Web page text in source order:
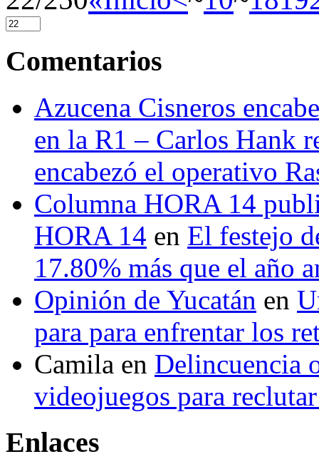
Comentarios
Azucena Cisneros
en la R1 – Carlos Hank
encabezó el operativo
Columna HORA 14
HORA 14 en El festejo
17.80% más que el año
Opinión de Yucatán en
para para enfrentar los
Camila en Delincuencia
videojuegos para
Enlaces